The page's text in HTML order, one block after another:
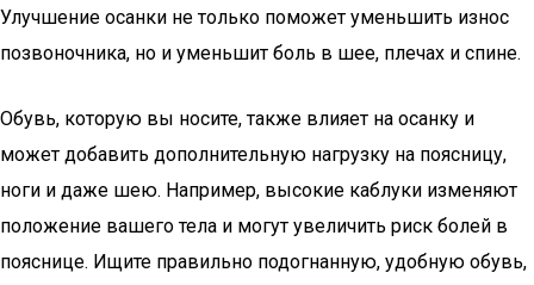
Улучшение осанки не только поможет уменьшить износ
позвоночника, но и уменьшит боль в шее, плечах и спине.
Обувь, которую вы носите, также влияет на осанку и
может добавить дополнительную нагрузку на поясницу,
ноги и даже шею. Например, высокие каблуки изменяют
положение вашего тела и могут увеличить риск болей в
пояснице. Ищите правильно подогнанную, удобную обувь,